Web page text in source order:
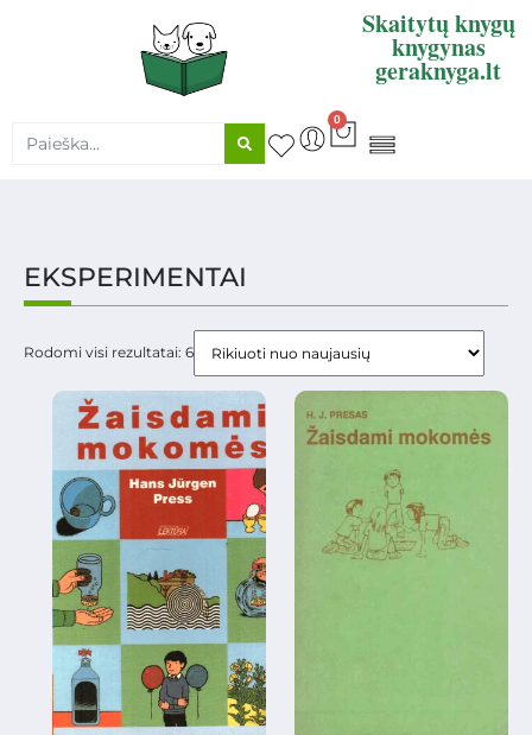
Skaitytų knygų
knygynas
geraknyga.lt
0
EKSPERIMENTAI
Rodomi visi rezultatai: 6